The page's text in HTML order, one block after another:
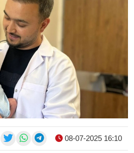
08-07-2025 16:10